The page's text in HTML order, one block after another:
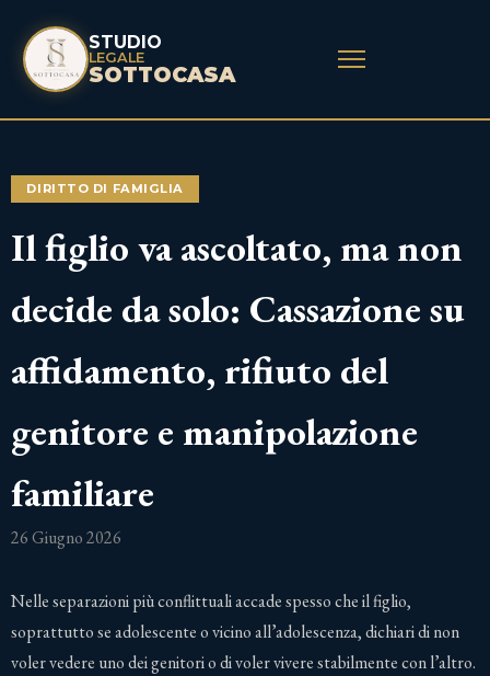
STUDIO
LEGALE
SOTTOCASA
DIRITTO DI FAMIGLIA
Il figlio va ascoltato, ma non
decide da solo: Cassazione su
affidamento, rifiuto del
genitore e manipolazione
familiare
26 Giugno 2026
Nelle separazioni più conflittuali accade spesso che il figlio,
soprattutto se adolescente o vicino all’adolescenza, dichiari di non
voler vedere uno dei genitori o di voler vivere stabilmente con l’altro.